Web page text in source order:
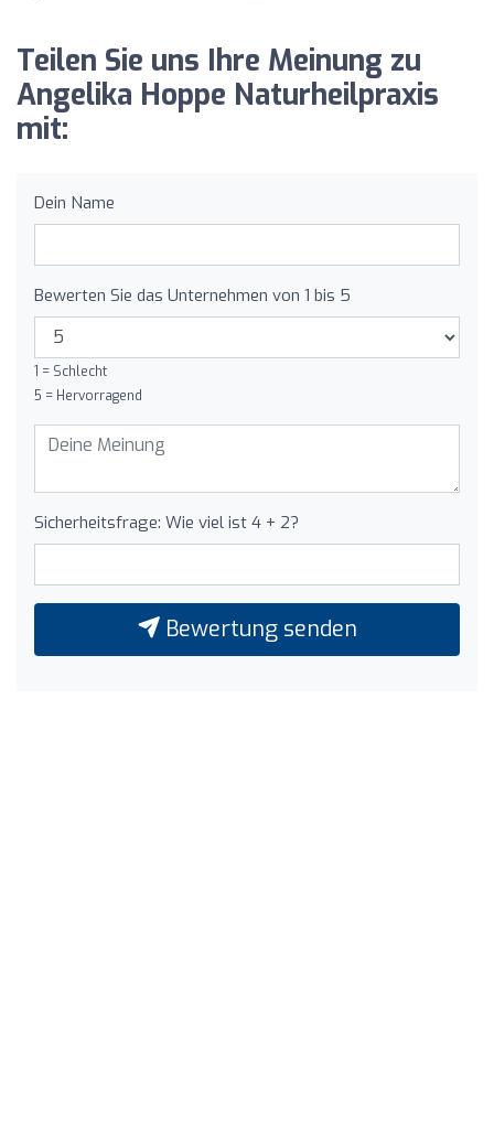
Teilen Sie uns Ihre Meinung zu
Angelika Hoppe Naturheilpraxis
mit:
Dein Name
Bewerten Sie das Unternehmen von 1 bis 5
1 = Schlecht
5 = Hervorragend
Sicherheitsfrage: Wie viel ist 4 + 2?
Bewertung senden